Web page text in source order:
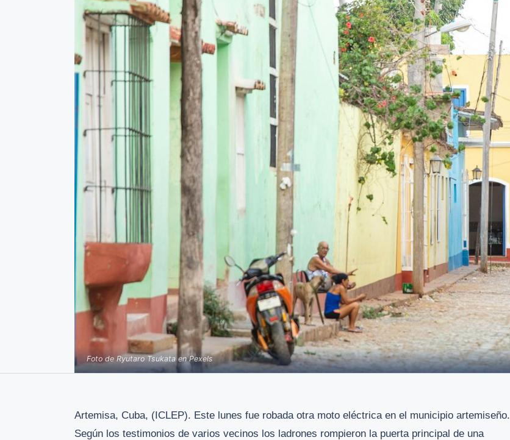
Foto de Ryutaro Tsukata en Pexels
Artemisa, Cuba, (ICLEP). Este lunes fue robada otra moto eléctrica en el municipio artemiseño.
Según los testimonios de varios vecinos los ladrones rompieron la puerta principal de una